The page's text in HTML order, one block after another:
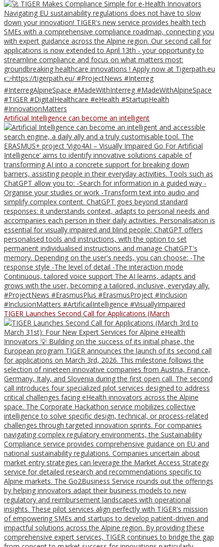
Artificial Intelligence can become an intelligent
TIGER Launches Second Call for Applications (March